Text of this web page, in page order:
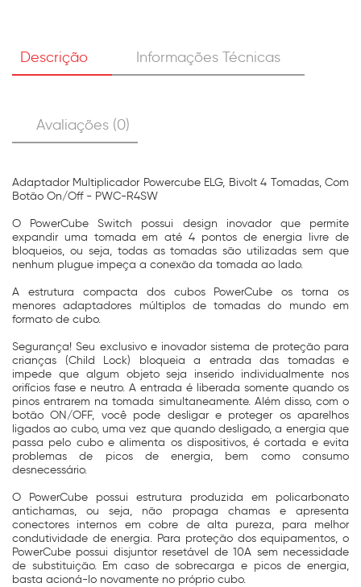
Descrição Informações Técnicas
Avaliações (0)
Adaptador Multiplicador Powercube ELG, Bivolt 4 Tomadas, Com
Botão On/Off - PWC-R4SW
O PowerCube Switch possui design inovador que permite
expandir uma tomada em até 4 pontos de energia livre de
bloqueios, ou seja, todas as tomadas são utilizadas sem que
nenhum plugue impeça a conexão da tomada ao lado.
A estrutura compacta dos cubos PowerCube os torna os
menores adaptadores múltiplos de tomadas do mundo em
formato de cubo.
Segurança! Seu exclusivo e inovador sistema de proteção para
crianças (Child Lock) bloqueia a entrada das tomadas e
impede que algum objeto seja inserido individualmente nos
orifícios fase e neutro. A entrada é liberada somente quando os
pinos entrarem na tomada simultaneamente. Além disso, com o
botão ON/OFF, você pode desligar e proteger os aparelhos
ligados ao cubo, uma vez que quando desligado, a energia que
passa pelo cubo e alimenta os dispositivos, é cortada e evita
problemas de picos de energia, bem como consumo
desnecessário.
O PowerCube possui estrutura produzida em policarbonato
antichamas, ou seja, não propaga chamas e apresenta
conectores internos em cobre de alta pureza, para melhor
condutividade de energia. Para proteção dos equipamentos, o
PowerCube possui disjuntor resetável de 10A sem necessidade
de substituição. Em caso de sobrecarga e picos de energia,
basta acioná-lo novamente no próprio cubo.